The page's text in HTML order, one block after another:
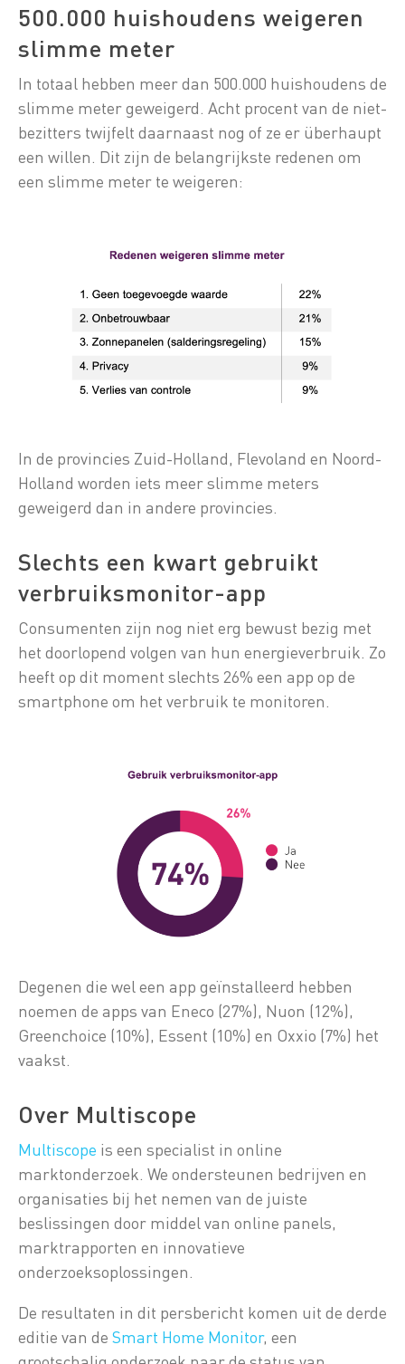
500.000 huishoudens weigeren
slimme meter
In totaal hebben meer dan 500.000 huishoudens de
slimme meter geweigerd. Acht procent van de niet-
bezitters twijfelt daarnaast nog of ze er überhaupt
een willen. Dit zijn de belangrijkste redenen om
een slimme meter te weigeren:
In de provincies Zuid-Holland, Flevoland en Noord-
Holland worden iets meer slimme meters
geweigerd dan in andere provincies.
Slechts een kwart gebruikt
verbruiksmonitor-app
Consumenten zijn nog niet erg bewust bezig met
het doorlopend volgen van hun energieverbruik. Zo
heeft op dit moment slechts 26% een app op de
smartphone om het verbruik te monitoren.
Degenen die wel een app geïnstalleerd hebben
noemen de apps van Eneco (27%), Nuon (12%),
Greenchoice (10%), Essent (10%) en Oxxio (7%) het
vaakst.
Over Multiscope
Multiscope is een specialist in online
marktonderzoek. We ondersteunen bedrijven en
organisaties bij het nemen van de juiste
beslissingen door middel van online panels,
marktrapporten en innovatieve
onderzoeksoplossingen.
De resultaten in dit persbericht komen uit de derde
editie van de Smart Home Monitor, een